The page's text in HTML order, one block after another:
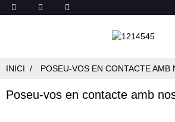
INICI POSEU-VOS EN CONTACTE AMB
Poseu-vos en contacte amb